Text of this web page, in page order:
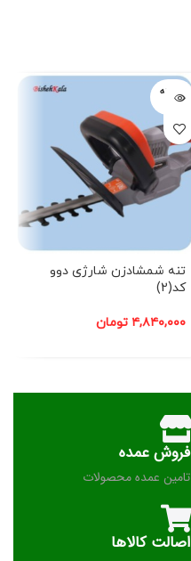
فروخته
شده
تنه شمشادزن شارژی دوو
کد(2)
۴,۸۴۰,۰۰۰ تومان
فروش عمده
تامین عمده محصولات
اصالت کالاها